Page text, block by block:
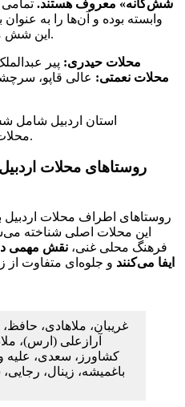
شش‌گانه» معروف هستند.
وابسته بوده و آن‌ها را به
این شش محله به دو گروه تقسیم می‌شوند.
محلات حیدری: پیر
محلات نعمتی: عالی قاپو،
استان اردبیل
محلات شش‌گانه معروف هستند.
روستاهای محلات
روستاهای اطراف محلات اردبیل
این محلات اصلی شناخته
فرهنگ محلی غنی، نقش مهمی
ایفا می‌کنند و جلوه‌ای متفاوت از
غریبان، ملاهادی،
آرازعلی (ارس)،
کشاورز، سعدی، علیه
باغمیشه، زینال،